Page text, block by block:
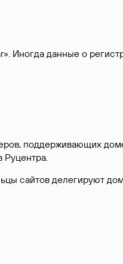
Иногда данные о
поддерживающих
Руцентра.
сайтов делегируют